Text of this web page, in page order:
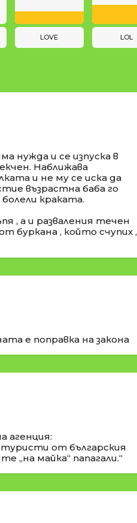
LOVE LOL
нужда и се изпуска в
Наближава
и не му се иска да
възрастна баба го
краката.
, а и разваления течен
буркана , който счупих ,
е поправка на закона
агенция:
от българския
„на майка“ папагали.“